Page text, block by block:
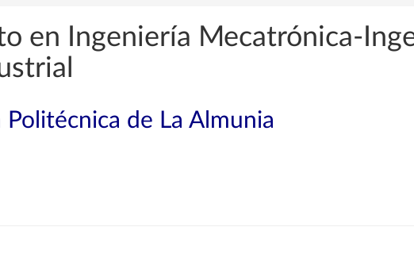
en Ingeniería Mecatrónica-
Politécnica de La Almunia